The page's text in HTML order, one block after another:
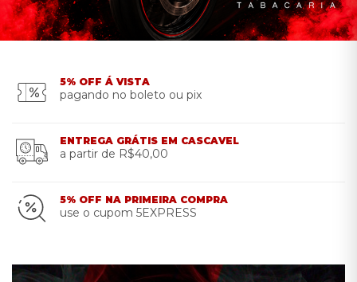
5% OFF Á VISTA
pagando no boleto ou pix
ENTREGA GRÁTIS EM CASCAVEL
a partir de R$40,00
5% OFF NA PRIMEIRA COMPRA
use o cupom 5EXPRESS